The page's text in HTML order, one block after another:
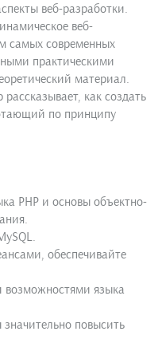
веб-разработки.
веб-
самых современных
практическими
материал.
как создать
по принципу
PHP и основы объектно-
обеспечивайте
возможностями языка
повысить